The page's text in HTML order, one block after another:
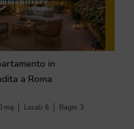
in
a Roma
mq Locali: 6 Bagni: 3